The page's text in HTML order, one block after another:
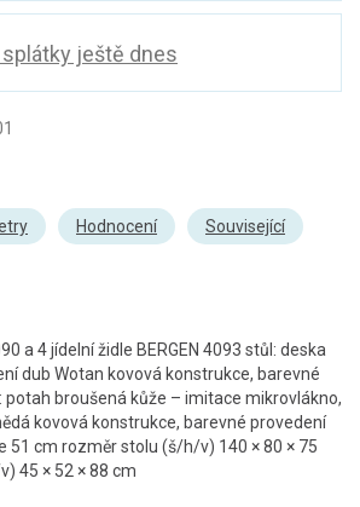
splátky ještě dnes
Hodnocení Související
a 4 jídelní židle BERGEN 4093 stůl: deska
dub Wotan kovová konstrukce, barevné
potah broušená kůže – imitace mikrovlákno,
kovová konstrukce, barevné provedení
51 cm rozměr stolu (š/h/v) 140 × 80 × 75
45 × 52 × 88 cm